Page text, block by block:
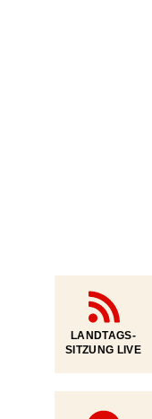
LANDTAGS-
SITZUNG LIVE